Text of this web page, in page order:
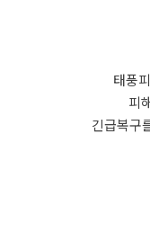
태풍
피
긴급복구